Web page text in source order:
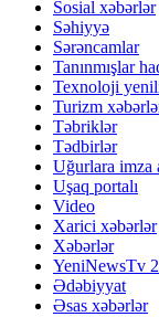
Sosial xəbərlər
Səhiyyə
Sərəncamlar
Tanınmışlar
Texnoloji
Turizm
Təbriklər
Tədbirlər
Uğurlara imza
Uşaq portalı
Video
Xarici xəbərlər
Xəbərlər
YeniNewsTv
Ədəbiyyat
Əsas xəbərlər